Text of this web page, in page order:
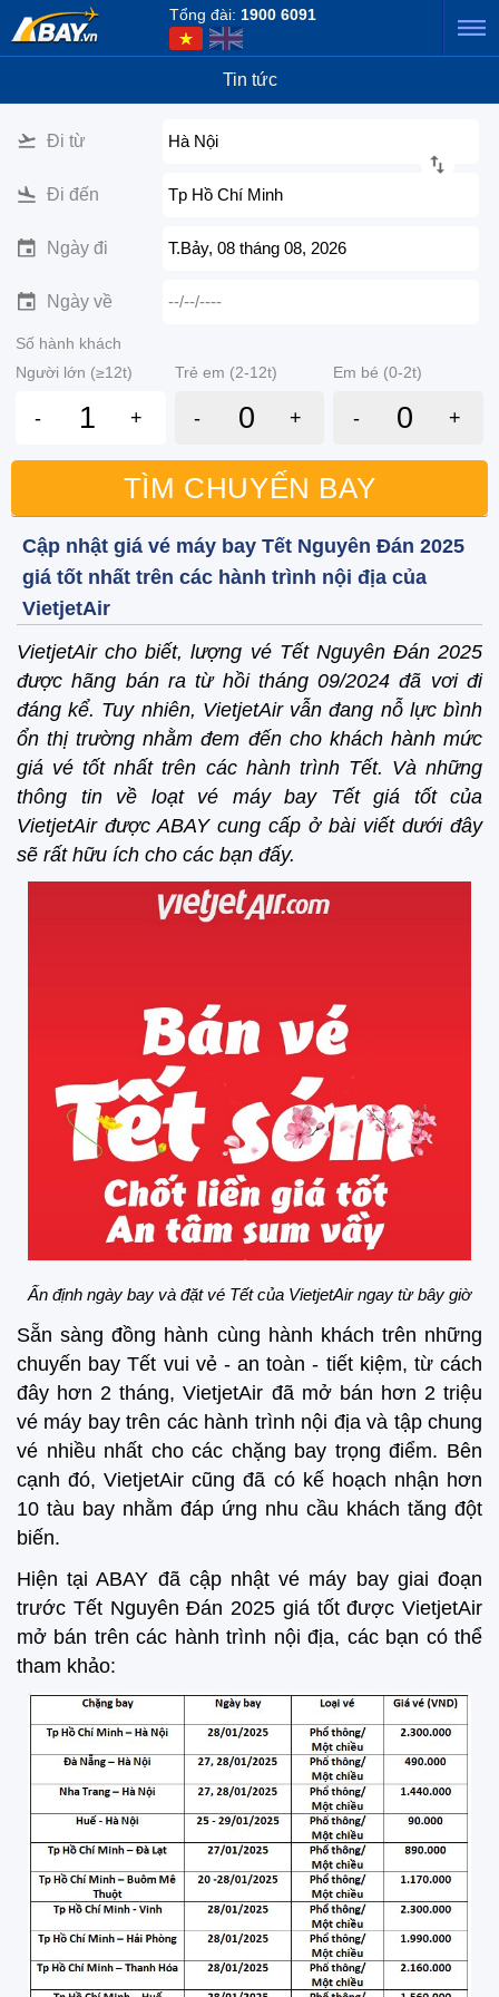
Tổng đài: 1900 6091
Tin tức
Đi từ Hà Nội
Đi đến Tp Hồ Chí Minh
Ngày đi T.Bảy, 08 tháng 08, 2026
Ngày về --/--/----
Số hành khách
Người lớn (≥12t)
Trẻ em (2-12t) Em bé (0-2t)
- + - + - +
TÌM CHUYẾN BAY
Cập nhật giá vé máy bay Tết Nguyên Đán 2025
giá tốt nhất trên các hành trình nội địa của
VietjetAir
VietjetAir cho biết, lượng vé Tết Nguyên Đán 2025
được hãng bán ra từ hồi tháng 09/2024 đã vơi đi
đáng kể. Tuy nhiên, VietjetAir vẫn đang nỗ lực bình
ổn thị trường nhằm đem đến cho khách hành mức
giá vé tốt nhất trên các hành trình Tết. Và những
thông tin về loạt vé máy bay Tết giá tốt của
VietjetAir được ABAY cung cấp ở bài viết dưới đây
sẽ rất hữu ích cho các bạn đấy.
Ấn định ngày bay và đặt vé Tết của VietjetAir ngay từ bây giờ
Sẵn sàng đồng hành cùng hành khách trên những
chuyến bay Tết vui vẻ - an toàn - tiết kiệm, từ cách
đây hơn 2 tháng, VietjetAir đã mở bán hơn 2 triệu
vé máy bay trên các hành trình nội địa và tập chung
vé nhiều nhất cho các chặng bay trọng điểm. Bên
cạnh đó, VietjetAir cũng đã có kế hoạch nhận hơn
10 tàu bay nhằm đáp ứng nhu cầu khách tăng đột
biến.
Hiện tại ABAY đã cập nhật vé máy bay giai đoạn
trước Tết Nguyên Đán 2025 giá tốt được VietjetAir
mở bán trên các hành trình nội địa, các bạn có thể
tham khảo: